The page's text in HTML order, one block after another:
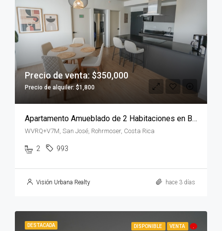
Precio de venta: $350,000
Precio de alquiler: $1,800
Apartamento Amueblado de 2 Habitaciones en Babylon
WVRQ+V7M, San José, Rohrmoser, Costa Rica
2 993
Visión Urbana Realty hace 3 días
DESTACADA DISPONIBLE VENTA